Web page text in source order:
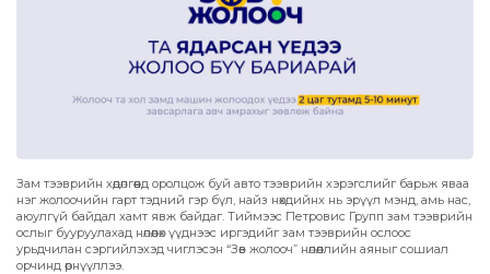
Зам тээврийн хөдөлгөөнд оролцож буй авто тээврийн хэрэгслийг барьж яваа
нэг жолоочийн гарт тэдний гэр бүл, найз нөхдийнх нь эрүүл мэнд, амь нас,
аюулгүй байдал хамт явж байдаг. Тиймээс Петровис Групп зам тээврийн
ослыг бууруулахад нөлөөлөх үүднээс иргэдийг зам тээврийн ослоос
урьдчилан сэргийлэхэд чиглэсэн “Зөв жолооч” нөлөөллийн аяныг сошиал
орчинд өрнүүллээ.